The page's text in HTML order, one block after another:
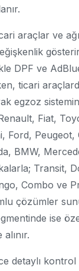
araçlar ve
DPF ve
ticari
egzoz
Fiat,
Ford, Peugeot,
BMW,
Transit,
Combo ve
çözümler
ise
detaylı kontrol